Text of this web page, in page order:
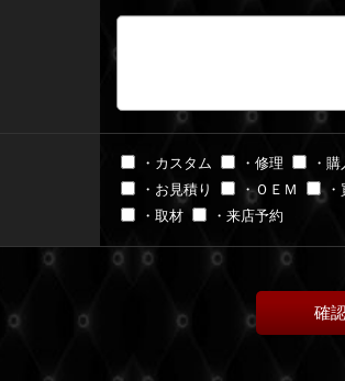
・カスタム ・修理
・購
・お見積り
・ＯＥＭ
・取材
・来店予約